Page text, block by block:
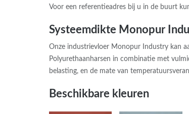
Voor een referentieadres bij u in de buurt
Systeemdikte Monopur
Onze industrievloer Monopur Industry kan
Polyurethaanharsen in combinatie met
belasting, en de mate van
Beschikbare kleuren